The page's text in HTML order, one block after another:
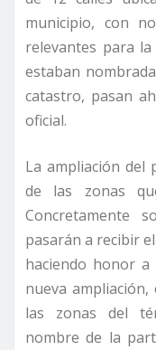
municipio, con
relevantes para la
estaban
catastro, pasan
oficial.
La ampliación del
de las zonas
Concretamente
pasarán a recibir
haciendo honor
nueva ampliación,
las zonas del
nombre de la